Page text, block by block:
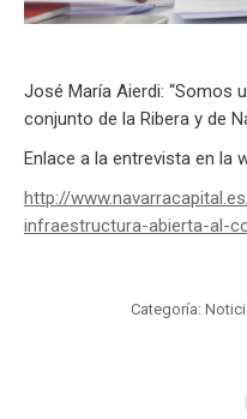
José María Aierdi: “Somos
conjunto de la Ribera y de
Enlace a la entrevista en la
http://
infraestructura-abierta-al-
Categoría: